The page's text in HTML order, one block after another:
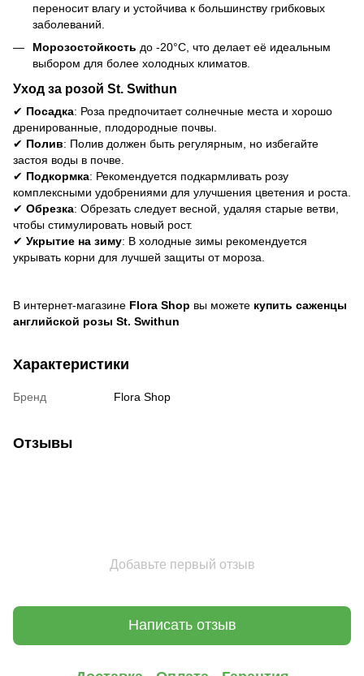
переносит влагу и устойчива к большинству грибковых
заболеваний.
Морозостойкость до -20°C, что делает её идеальным
выбором для более холодных климатов.
Уход за розой St. Swithun
✔ Посадка: Роза предпочитает солнечные места и хорошо
дренированные, плодородные почвы.
✔ Полив: Полив должен быть регулярным, но избегайте
застоя воды в почве.
✔ Подкормка: Рекомендуется подкармливать розу
комплексными удобрениями для улучшения цветения и роста.
✔ Обрезка: Обрезать следует весной, удаляя старые ветви,
чтобы стимулировать новый рост.
✔ Укрытие на зиму: В холодные зимы рекомендуется
укрывать корни для лучшей защиты от мороза.
В интернет-магазине Flora Shop вы можете купить саженцы
английской розы St. Swithun
Характеристики
Бренд Flora Shop
Отзывы
Добавьте первый отзыв
Написать отзыв